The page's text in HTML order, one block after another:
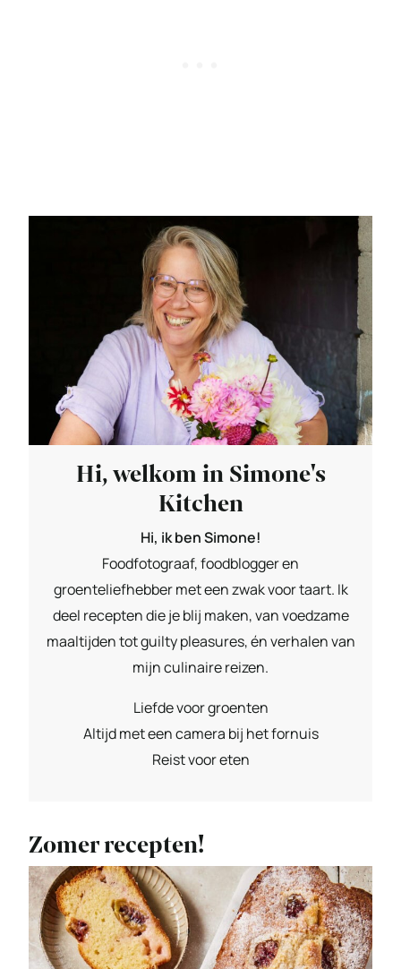
Hi, welkom in Simone's
Kitchen
Hi, ik ben Simone!
Foodfotograaf, foodblogger en
groenteliefhebber met een zwak voor taart. Ik
deel recepten die je blij maken, van voedzame
maaltijden tot guilty pleasures, én verhalen van
mijn culinaire reizen.
Liefde voor groenten
Altijd met een camera bij het fornuis
Reist voor eten
Zomer recepten!